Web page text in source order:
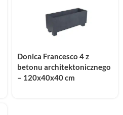
Donica Francesco 4 z
betonu architektonicznego
– 120x40x40 cm